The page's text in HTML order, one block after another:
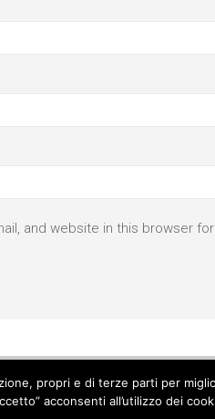
and website in this browser
propri e di terze parti per
acconsenti all’utilizzo dei